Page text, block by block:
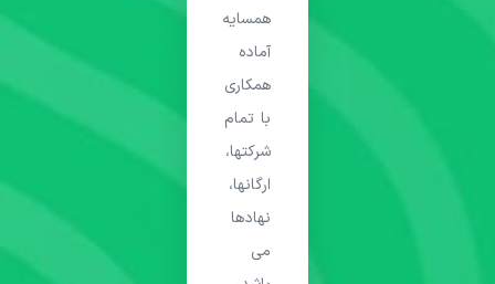
همسایه
آماده
همکاری
با تمام
شرکتها،
ارگانها،
نهادها
می